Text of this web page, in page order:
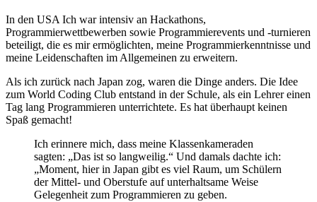
In den USA Ich war intensiv an Hackathons,
Programmierwettbewerben sowie Programmierevents und -turnieren
beteiligt, die es mir ermöglichten, meine Programmierkenntnisse und
meine Leidenschaften im Allgemeinen zu erweitern.
Als ich zurück nach Japan zog, waren die Dinge anders. Die Idee
zum World Coding Club entstand in der Schule, als ein Lehrer einen
Tag lang Programmieren unterrichtete. Es hat überhaupt keinen
Spaß gemacht!
Ich erinnere mich, dass meine Klassenkameraden
sagten: „Das ist so langweilig.“ Und damals dachte ich:
„Moment, hier in Japan gibt es viel Raum, um Schülern
der Mittel- und Oberstufe auf unterhaltsame Weise
Gelegenheit zum Programmieren zu geben.